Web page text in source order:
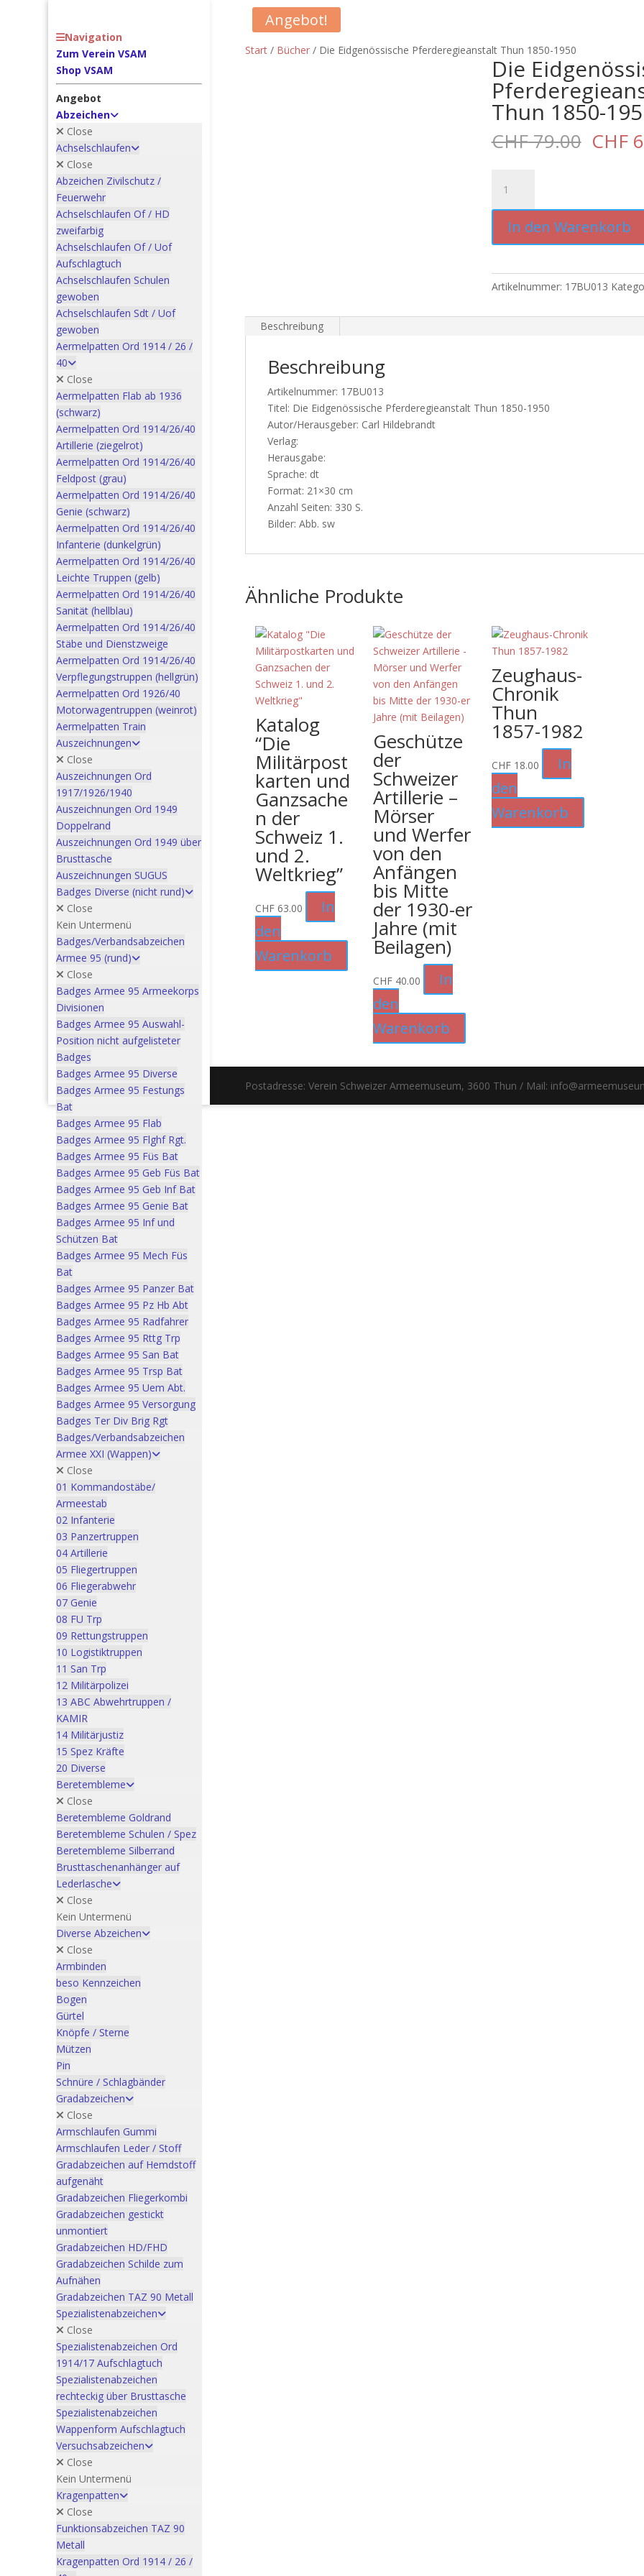
Navigation
Zum Verein VSAM
Shop VSAM
Angebot
Abzeichen
Close
Achselschlaufen
Close
Abzeichen Zivilschutz /
Feuerwehr
Achselschlaufen Of / HD
zweifarbig
Achselschlaufen Of / Uof
Aufschlagtuch
Achselschlaufen Schulen
gewoben
Achselschlaufen Sdt / Uof
gewoben
Aermelpatten Ord 1914 / 26 /
40
Close
Aermelpatten Flab ab 1936
(schwarz)
Aermelpatten Ord 1914/26/40
Artillerie (ziegelrot)
Aermelpatten Ord 1914/26/40
Feldpost (grau)
Aermelpatten Ord 1914/26/40
Genie (schwarz)
Aermelpatten Ord 1914/26/40
Infanterie (dunkelgrün)
Aermelpatten Ord 1914/26/40
Leichte Truppen (gelb)
Aermelpatten Ord 1914/26/40
Sanität (hellblau)
Aermelpatten Ord 1914/26/40
Stäbe und Dienstzweige
Aermelpatten Ord 1914/26/40
Verpflegungstruppen (hellgrün)
Aermelpatten Ord 1926/40
Motorwagentruppen (weinrot)
Aermelpatten Train
Auszeichnungen
Close
Auszeichnungen Ord
1917/1926/1940
Auszeichnungen Ord 1949
Doppelrand
Auszeichnungen Ord 1949 über
Brusttasche
Auszeichnungen SUGUS
Badges Diverse (nicht rund)
Close
Kein Untermenü
Badges/Verbandsabzeichen
Armee 95 (rund)
Close
Badges Armee 95 Armeekorps
Divisionen
Badges Armee 95 Auswahl-
Position nicht aufgelisteter
Badges
Badges Armee 95 Diverse
Badges Armee 95 Festungs
Bat
Badges Armee 95 Flab
Badges Armee 95 Flghf Rgt.
Badges Armee 95 Füs Bat
Badges Armee 95 Geb Füs Bat
Badges Armee 95 Geb Inf Bat
Badges Armee 95 Genie Bat
Badges Armee 95 Inf und
Schützen Bat
Badges Armee 95 Mech Füs
Bat
Badges Armee 95 Panzer Bat
Badges Armee 95 Pz Hb Abt
Badges Armee 95 Radfahrer
Badges Armee 95 Rttg Trp
Badges Armee 95 San Bat
Badges Armee 95 Trsp Bat
Badges Armee 95 Uem Abt.
Badges Armee 95 Versorgung
Badges Ter Div Brig Rgt
Badges/Verbandsabzeichen
Armee XXI (Wappen)
Close
01 Kommandostäbe/
Armeestab
02 Infanterie
03 Panzertruppen
04 Artillerie
05 Fliegertruppen
06 Fliegerabwehr
07 Genie
08 FU Trp
09 Rettungstruppen
10 Logistiktruppen
11 San Trp
12 Militärpolizei
13 ABC Abwehrtruppen /
KAMIR
14 Militärjustiz
15 Spez Kräfte
20 Diverse
Beretembleme
Close
Beretembleme Goldrand
Beretembleme Schulen / Spez
Beretembleme Silberrand
Brusttaschenanhänger auf
Lederlasche
Close
Kein Untermenü
Diverse Abzeichen
Close
Armbinden
beso Kennzeichen
Bogen
Gürtel
Knöpfe / Sterne
Mützen
Pin
Schnüre / Schlagbänder
Gradabzeichen
Close
Armschlaufen Gummi
Armschlaufen Leder / Stoff
Gradabzeichen auf Hemdstoff
aufgenäht
Gradabzeichen Fliegerkombi
Gradabzeichen gestickt
unmontiert
Gradabzeichen HD/FHD
Gradabzeichen Schilde zum
Aufnähen
Gradabzeichen TAZ 90 Metall
Spezialistenabzeichen
Close
Spezialistenabzeichen Ord
1914/17 Aufschlagtuch
Spezialistenabzeichen
rechteckig über Brusttasche
Spezialistenabzeichen
Wappenform Aufschlagtuch
Versuchsabzeichen
Close
Kein Untermenü
Kragenpatten
Close
Funktionsabzeichen TAZ 90
Metall
Kragenpatten Ord 1914 / 26 /
Start / Bücher / Die Eidgenössische Pferderegieanstalt Thun 1850-1950
Angebot!
Die
Thun 1850-
CHF79.00
Preis
CHF
Eidgenössische
Pferderegieanstalt
Thun
1850-
Menge
In den Warenkorb
Artikelnummer: 17BU013
Beschreibung
Beschreibung
Artikelnummer: 17BU013
Titel: Die Eidgenössische Pferderegieanstalt Thun 1850-1950
Autor/Herausgeber: Carl Hildebrandt
Verlag:
Herausgabe:
Sprache: dt
Format: 21×30 cm
Anzahl Seiten: 330 S.
Bilder: Abb. sw
Ähnliche Produkte
Katalog
“Die
Militärpost
karten und
Ganzsache
n der
Schweiz 1.
und 2.
Weltkrieg”
CHF63.00
In
den
Warenkorb
Geschütze
der
Schweizer
Artillerie –
Mörser
und Werfer
von den
Anfängen
bis Mitte
der 1930-er
Jahre (mit
Beilagen)
CHF 40.00
In
den
Warenkorb
Zeughaus-
Chronik
Thun
1857-1982
CHF18.00
In
den
Warenkorb
Postadresse: Verein Schweizer Armeemuseum, 3600 Thun / Mail: